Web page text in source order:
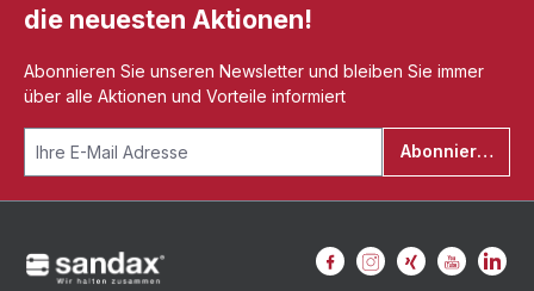
die neuesten Aktionen!
Abonnieren Sie unseren Newsletter und bleiben Sie immer
über alle Aktionen und Vorteile informiert
Abonnieren